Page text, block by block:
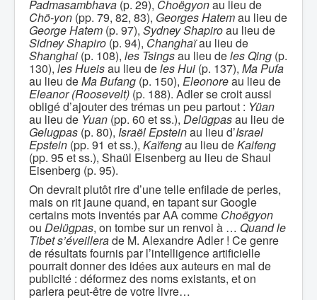
Padmasambhava (p. 29), Choëgyonau lieu de
Chö-yon (pp. 79, 82, 83), Georges Hatemau lieu de
George Hatem (p. 97), Sydney Shapiroau lieu de
Sidney Shapiro (p. 94), Changhaïau lieu de
Shanghai (p. 108), les Tsingsau lieu deles Qing (p.
130), les Hueisau lieu deles Hui (p. 137), Ma Pufa
au lieu deMa Bufang (p. 150), Eleonoreau lieu de
Eleanor (Roosevelt)(p. 188). Adler se croit aussi
obligé d’ajouter des trémas un peu partout : Yüan
au lieu de Yuan (pp. 60 et ss.), Delügpasau lieu de
Gelugpas (p. 80), Israël Epsteinau lieu d’Israel
Epstein (pp. 91 et ss.), Kaïfengau lieu deKaifeng
(pp. 95 et ss.), Shaül Eisenberg au lieu de Shaul
Eisenberg (p. 95).
On devrait plutôt rire d’une telle enfilade de perles,
mais on rit jaune quand, en tapant sur Google
certains mots inventés par AA comme Choëgyon
ou Delügpas, on tombe sur un renvoi à … Quand le
Tibet s’éveillerade M. Alexandre Adler ! Ce genre
de résultats fournis par l’intelligence artificielle
pourrait donner des idées aux auteurs en mal de
publicité : déformez des noms existants, et on
parlera peut-être de votre livre…